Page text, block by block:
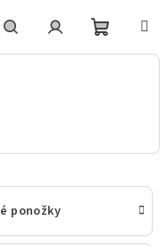
HľadaťPrihlásenie
ponožky